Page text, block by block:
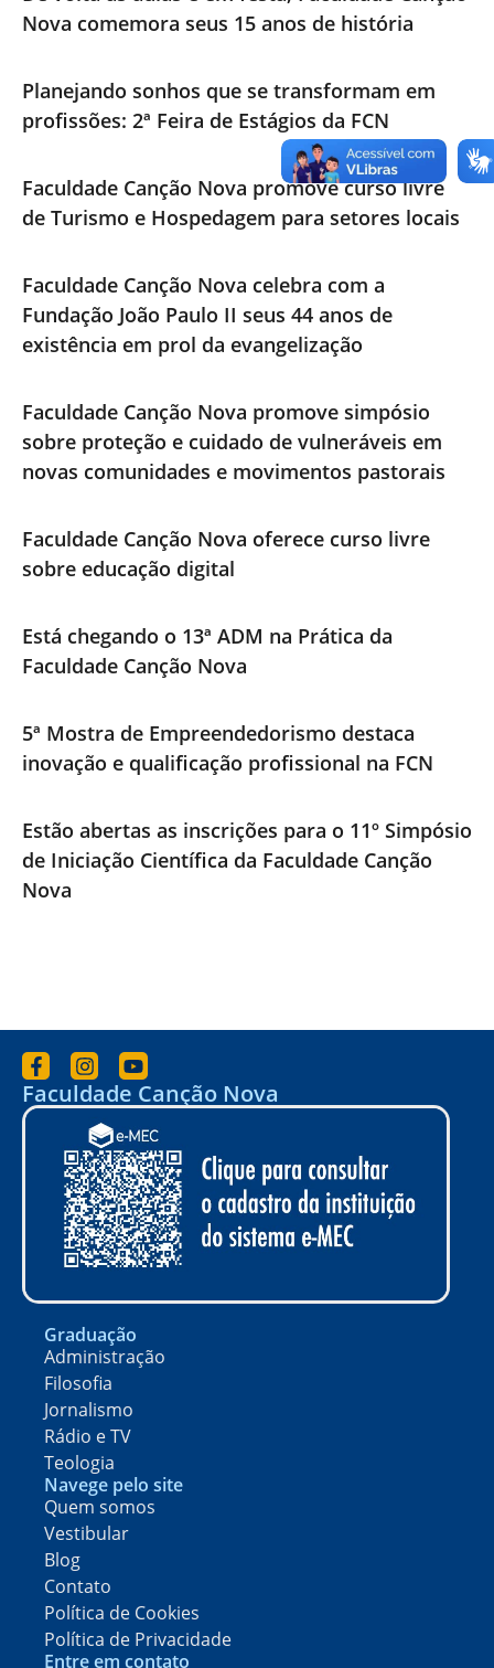
Nova comemora seus 15 anos de história
Planejando sonhos que se transformam em
profissões: 2ª Feira de Estágios da FCN
Faculdade Canção Nova promove curso livre
de Turismo e Hospedagem para setores locais
Faculdade Canção Nova celebra com a
Fundação João Paulo II seus 44 anos de
existência em prol da evangelização
Faculdade Canção Nova promove simpósio
sobre proteção e cuidado de vulneráveis em
novas comunidades e movimentos pastorais
Faculdade Canção Nova oferece curso livre
sobre educação digital
Está chegando o 13ª ADM na Prática da
Faculdade Canção Nova
5ª Mostra de Empreendedorismo destaca
inovação e qualificação profissional na FCN
Estão abertas as inscrições para o 11º Simpósio
de Iniciação Científica da Faculdade Canção
Nova
Faculdade Canção Nova
Graduação
Administração
Filosofia
Jornalismo
Rádio e TV
Teologia
Navege pelo site
Quem somos
Vestibular
Blog
Contato
Política de Cookies
Política de Privacidade
Entre em contato